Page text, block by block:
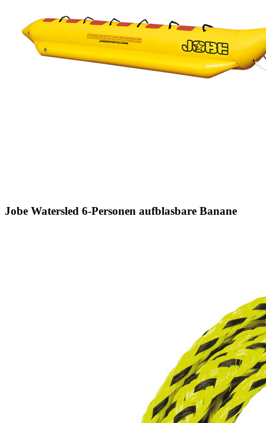
Jobe Watersled 6-Personen aufblasbare Banane